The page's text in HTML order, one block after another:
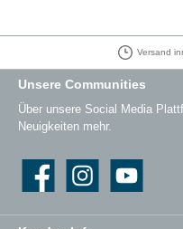
Versand
Unsere Communities
Über unsere Social Media
Neuigkeiten mehr.
Instagram YouTube